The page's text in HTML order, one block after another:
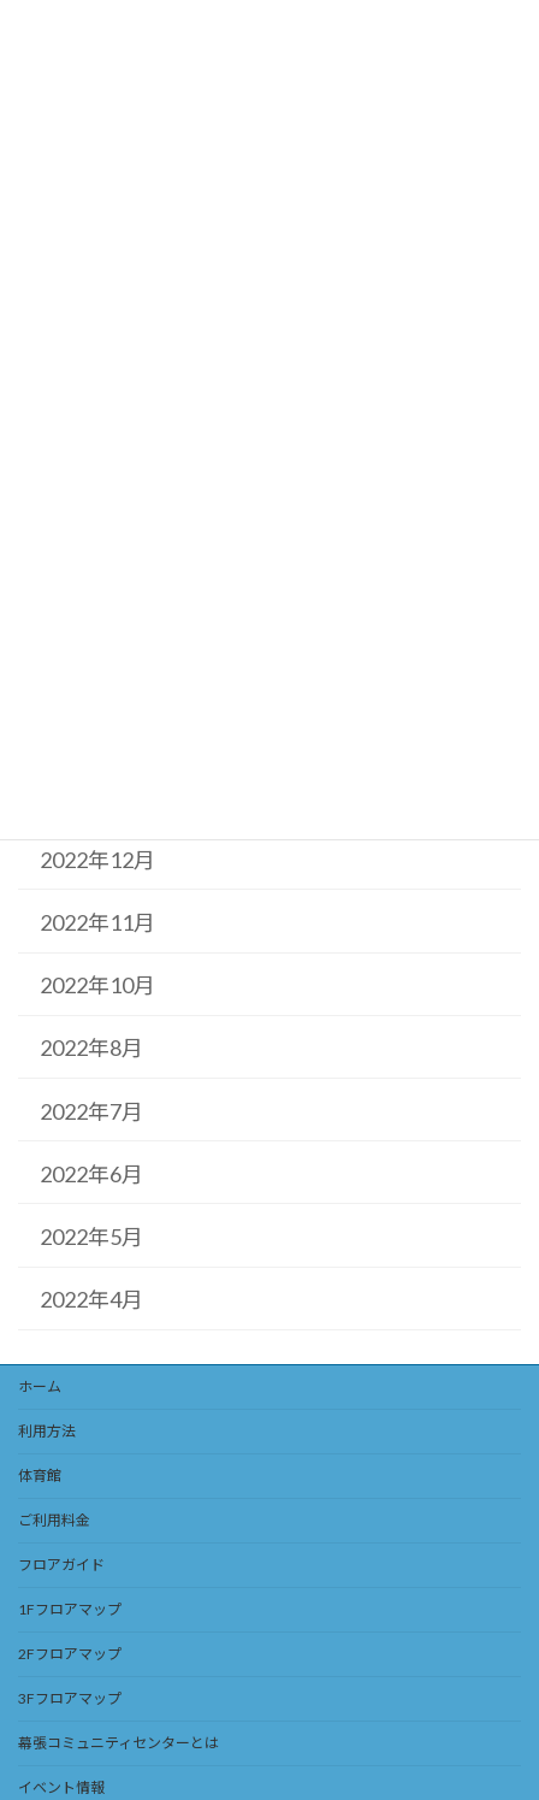
2022年12月
2022年11月
2022年10月
2022年8月
2022年7月
2022年6月
2022年5月
2022年4月
ホーム
利用方法
体育館
ご利用料金
フロアガイド
1Fフロアマップ
2Fフロアマップ
3Fフロアマップ
幕張コミュニティセンターとは
イベント情報